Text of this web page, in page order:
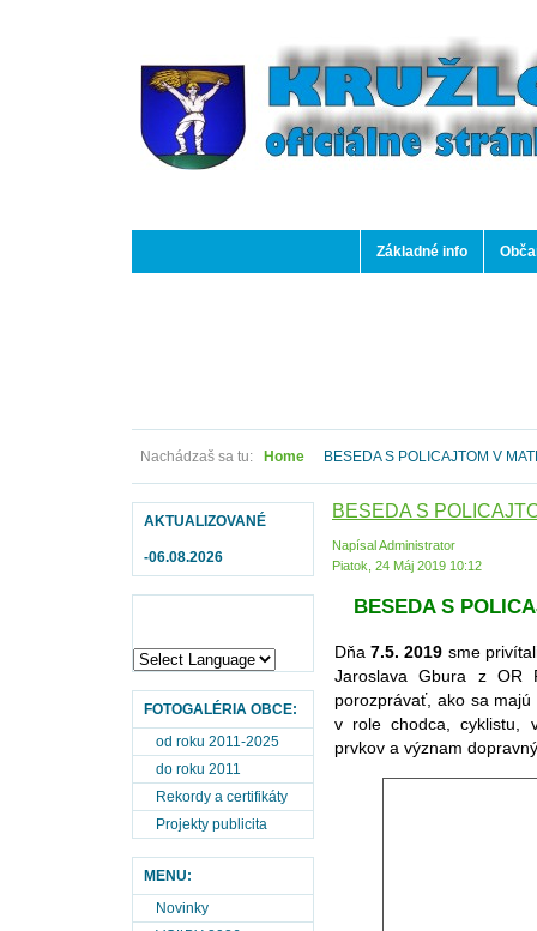
Základné info
Nachádzaš sa tu: Home BESEDA S POLICAJTOM V
AKTUALIZOVANÉ
-06.08.2026
FOTOGALÉRIA OBCE:
od roku 2011-2025
do roku 2011
Rekordy a certifikáty
Projekty publicita
MENU:
Novinky
BESEDA S
Napísal Administrator
Piatok, 24 Máj 2019 10:12
BESEDA S
Dňa7.5. 2019 sme
Jaroslava Gbura z OR
porozprávať, ako sa
v role chodca, cyklistu,
prvkov a význam